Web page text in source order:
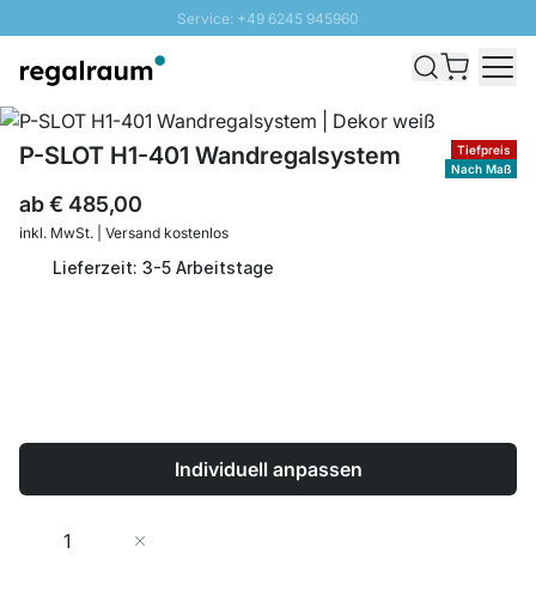
Service: +49 6245 945960
Schnelle Lieferung - Gratis Versand ab 100€
SUNNY SALE: Bis zu 20% Rabatt
Tiefpreis
Nach Maß
P-SLOT H1-401 Wandregalsystem
ab€ 485,00
inkl. MwSt. | Versand kostenlos
Lieferzeit: 3-5 Arbeitstage
Individuell anpassen
Menge